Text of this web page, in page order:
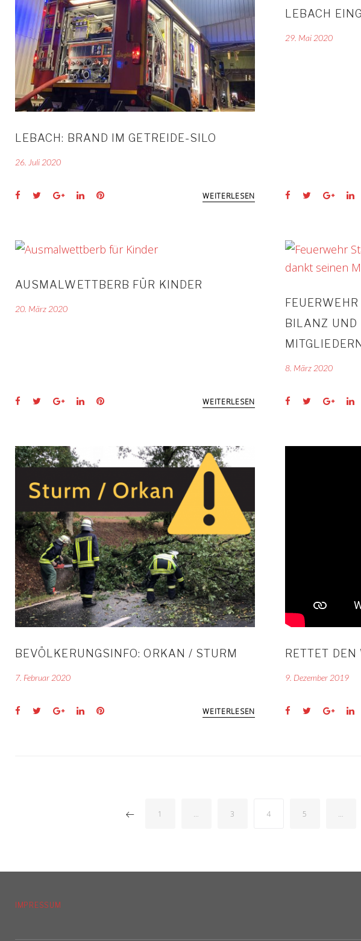
LEBACH: BRAND IM GETREIDE-SILO
26. Juli 2020
Facebook
TwitterGoogle+LinkedInPinterest WEITERLESEN
LEBACH
29. Mai 2020
Facebook
Twitter
AUSMALWETTBERB FÜR KINDER
20. März 2020
Facebook
TwitterGoogle+LinkedInPinterest WEITERLESEN
BILANZ UND
8. März 2020
Facebook
Twitter
BEVÖLKERUNGSINFO: ORKAN / STURM
7. Februar 2020
Facebook
TwitterGoogle+LinkedInPinterest WEITERLESEN
RETTET
9. Dezember 2019
Facebook
Twitter
DER
BEITRÄGE
1 … 3 4 5 …
IMPRESSUM